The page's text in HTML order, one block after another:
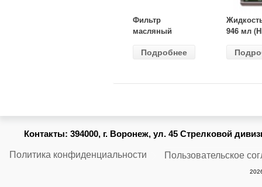
Фильтр
масляный
(MANN) W
Подробнее
946 мл
Контакты: 394000, г. Воронеж, ул. 45 Стрелковой
Политика конфиденциальности Пользовательское